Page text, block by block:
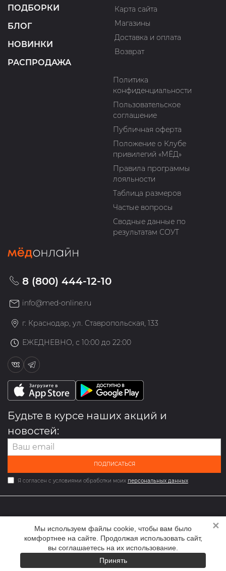
Мы используем файлы cookie, чтобы вам было
комфортнее на сайте. Продолжая использовать сайт,
вы соглашаетесь на их использование.
Принять
✕
ПОДБОРКИ
БЛОГ
НОВИНКИ
РАСПРОДАЖА
Карта сайта
Магазины
Доставка и оплата
Возврат
Политика
конфиденциальности
Пользовательское
соглашение
Публичная оферта
Положение о Клубе
привилегий «МЁД»
Правила программы
лояльности
Таблица размеров
Частые вопросы
Сводные данные по
результатам СОУТ
8 (800) 444-12-10
info@med-online.ru
г. Краснодар, ул. Ставропольская, 133
ЕЖЕДНЕВНО, с 10:00 до 22:00
Будьте в курсе наших акций и
новостей:
ПОДПИСАТЬСЯ
Я согласен с условиями обработки моих персональных данных
2026 © Мультибрендовый магазин одежды и обуви med-
online.ru